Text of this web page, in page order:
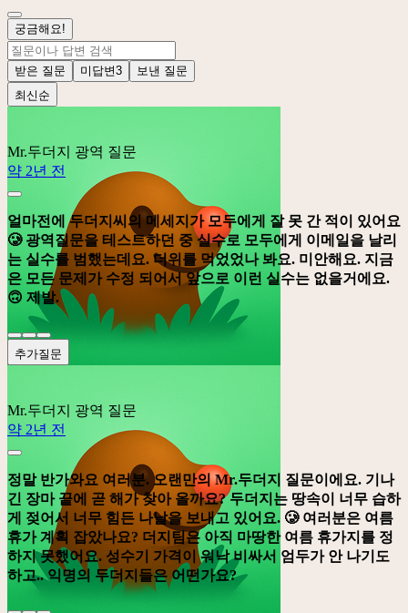
궁금해요!
받은 질문 미답변3
보낸 질문
최신순
Mr.두더지
광역 질문
약 2년 전
얼마전에 두더지씨의 메세지가 모두에게 잘 못 간 적이 있어요
🥲 광역질문을 테스트하던 중 실수로 모두에게 이메일을 날리
는 실수를 범했는데요. 더위를 먹었었나 봐요. 미안해요. 지금
은 모든 문제가 수정 되어서 앞으로 이런 실수는 없을거에요.
🙃 제발.
추가질문
Mr.두더지
광역 질문
약 2년 전
정말 반가와요 여러분. 오랜만의 Mr.두더지 질문이에요. 기나
긴 장마 끝에 곧 해가 찾아 올까요? 두더지는 땅속이 너무 습하
게 젖어서 너무 힘든 나날을 보내고 있어요. 🥲 여러분은 여름
휴가 계획 잡았나요? 더지팀은 아직 마땅한 여름 휴가지를 정
하지 못했어요. 성수기 가격이 워낙 비싸서 엄두가 안 나기도
하고.. 익명의 두더지들은 어떤가요?